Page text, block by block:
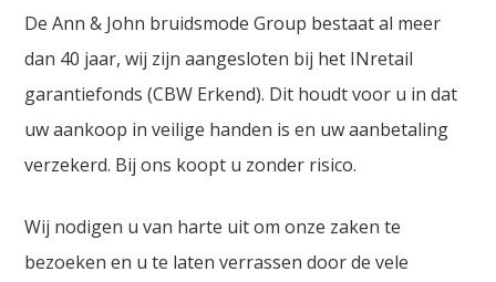
De Ann & John bruidsmode Group bestaat al meer
dan 40 jaar, wij zijn aangesloten bij het INretail
garantiefonds (CBW Erkend). Dit houdt voor u in dat
uw aankoop in veilige handen is en uw aanbetaling
verzekerd. Bij ons koopt u zonder risico.
Wij nodigen u van harte uit om onze zaken te
bezoeken en u te laten verrassen door de vele